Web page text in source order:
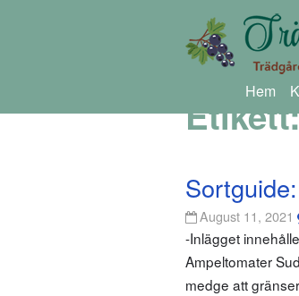
Hem
August 11, 2021
-Inlägget
Ampeltomater
medge att